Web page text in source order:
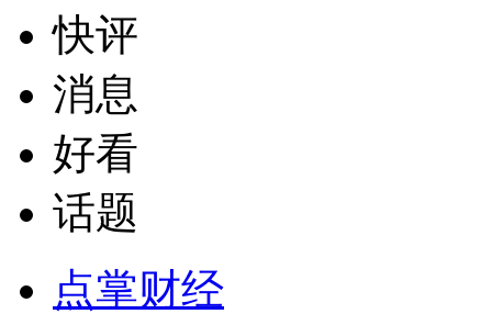
快评
消息
好看
话题
点掌财经